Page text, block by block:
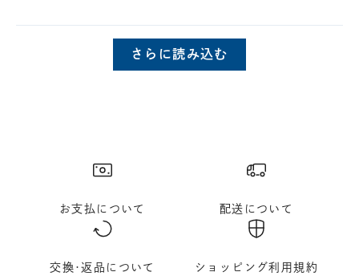
さらに読み込む
お支払について 配送について
交換･返品について ショッピング利用規約